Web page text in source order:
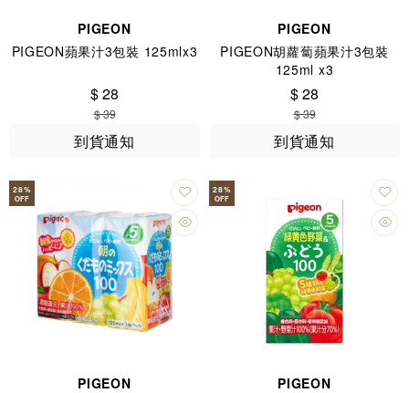
PIGEON
PIGEON蘋果汁3包裝 125mlx3
$ 28
$ 39
到貨通知
PIGEON
PIGEON胡蘿蔔蘋果汁3包裝
125ml x3
$ 28
$ 39
到貨通知
28%
OFF
PIGEON
28%
OFF
PIGEON